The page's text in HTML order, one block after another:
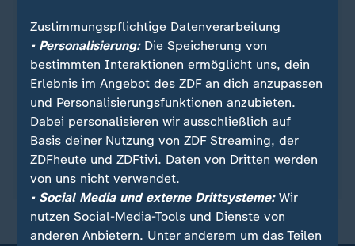
Sie wollen über Sport stets auf dem Laufenden
bleiben? Dann ist unser sportstudio-WhatsApp-
Channel genau das Richtige für Sie. Egal ob
morgens zum Kaffee, mittags zum Lunch oder zum
Feierabend - erhalten Siedie wichtigsten News
direkt auf Ihr Smartphone . Melden Sie sich hier
ganz einfach für unseren WhatsApp-Channel an:
sportstudio-WhatsApp-Channel.
Zustimmungspflichtige Datenverarbeitung
• Personalisierung:Die Speicherung von
bestimmten Interaktionen ermöglicht uns, dein
Erlebnis im Angebot des ZDF an dich anzupassen
und Personalisierungsfunktionen anzubieten.
Dabei personalisieren wir ausschließlich auf
Basis deiner Nutzung von ZDF Streaming, der
ZDFheute und ZDFtivi. Daten von Dritten werden
von uns nicht verwendet.
• Social Media und externe Drittsysteme:Wir
nutzen Social-Media-Tools und Dienste von
anderen Anbietern. Unter anderem um das Teilen